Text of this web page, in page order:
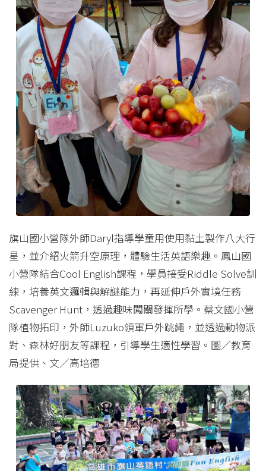
旗山國小營隊外師Daryl指導學童用使用黏土製作八大行
星，並介紹火箭升空原理，體驗生活英語樂趣。鳳山國
小營隊結合Cool English課程，學員接受Riddle Solve訓
練，培養英文邏輯與解謎能力，再延伸戶外實境任務
Scavenger Hunt，透過趣味闖關發揮所學。蔡文國小營
隊植物拓印，外師Luzuko領軍戶外跳繩，並透過動物派
對、森林好朋友等課程，引導學生適性學習。圖／教育
局提供、文／高培德